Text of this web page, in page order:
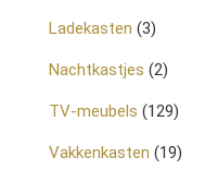
Ladekasten (3)
Nachtkastjes (2)
TV-meubels (129)
Vakkenkasten (19)